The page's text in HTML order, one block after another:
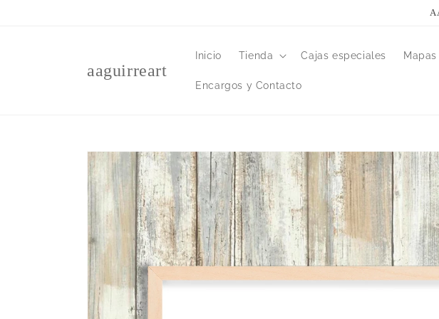
aaguirreart
Inicio Tienda Cajas especiales
Encargos y Contacto
directamente
a la
información
del producto